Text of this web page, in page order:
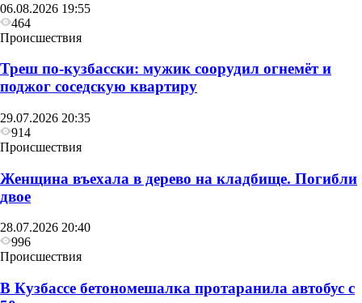
06.08.2026 19:55
464
Происшествия
Треш по-кузбасски: мужик соорудил огнемёт и
поджог соседскую квартиру
29.07.2026 20:35
914
Происшествия
Женщина въехала в дерево на кладбище. Погибли
двое
28.07.2026 20:40
996
Происшествия
В Кузбассе бетономешалка протаранила автобус с